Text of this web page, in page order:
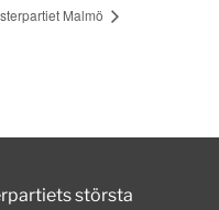
Malmö
största